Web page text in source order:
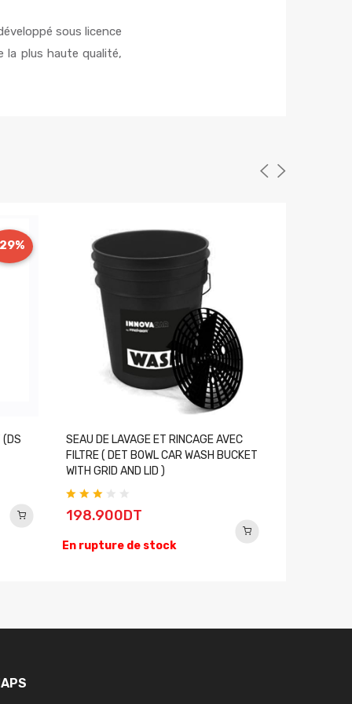
sous licence
la plus haute qualité,
(DS
SEAU DE LAVAGE ET RINCAGE AVEC
FILTRE ( DET BOWL CAR WASH BUCKET
WITH GRID AND LID )
198.900DT
En rupture de stock